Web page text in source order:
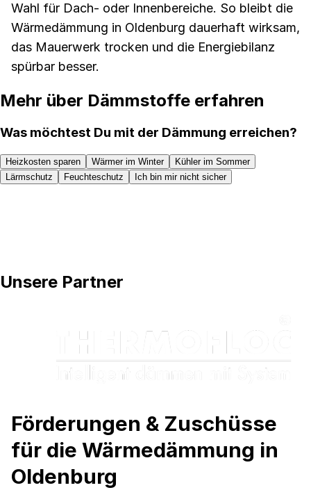
Wahl für Dach- oder Innenbereiche. So bleibt die
Wärmedämmung in Oldenburg dauerhaft wirksam,
das Mauerwerk trocken und die Energiebilanz
spürbar besser.
Mehr über Dämmstoffe erfahren
Was möchtest Du mit der Dämmung erreichen?
Heizkosten sparen Wärmer im Winter
Kühler im Sommer
Lärmschutz
Feuchteschutz Ich bin mir nicht sicher
Unsere Partner
Förderungen & Zuschüsse
für die Wärmedämmung in
Oldenburg